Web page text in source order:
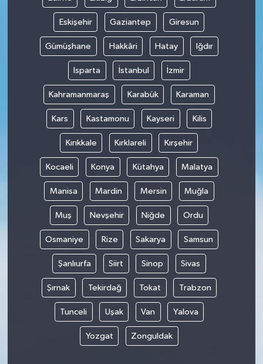
Eskişehir Gaziantep Giresun
Gümüşhane Hakkâri Hatay Iğdır
Isparta İstanbul İzmir
Kahramanmaraş Karabük Karaman
Kars Kastamonu Kayseri Kilis
Kırıkkale Kırklareli Kırşehir
Kocaeli Konya Kütahya Malatya
Manisa Mardin Mersin Muğla
Muş Nevşehir Niğde Ordu
Osmaniye Rize Sakarya Samsun
Şanlıurfa Siirt Sinop Sivas
Şırnak Tekirdağ Tokat Trabzon
Tunceli Uşak Van Yalova
Yozgat Zonguldak